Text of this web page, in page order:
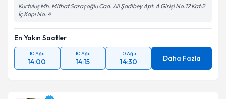
Kurtuluş Mh. Mithat Saraçoğlu Cad. Ali Şadibey Apt. A Girişi No:12 Kat:2
İç Kapı No: 4
En Yakın Saatler
10 Ağu
14:00
10 Ağu
14:15
10 Ağu
14:30 Daha Fazla